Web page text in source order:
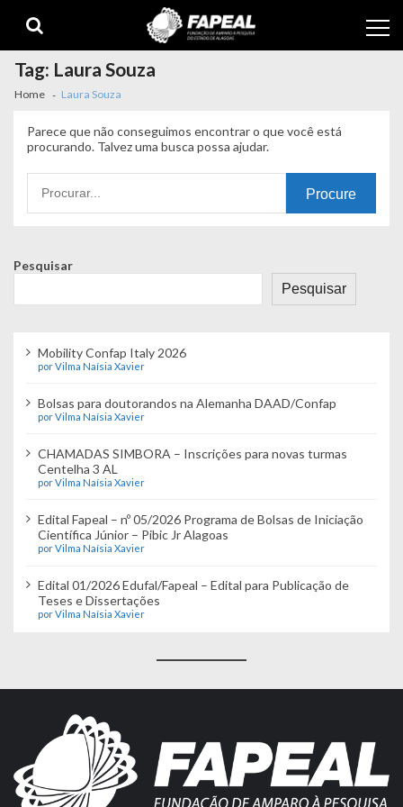
navigation
content
Tag: Laura Souza
Home Laura Souza
Parece que não conseguimos encontrar o que você está
procurando. Talvez uma busca possa ajudar.
por:
Pesquisar
Pesquisar
Mobility Confap Italy 2026
por Vilma Naísia Xavier
Bolsas para doutorandos na Alemanha DAAD/Confap
por Vilma Naísia Xavier
CHAMADAS SIMBORA – Inscrições para novas turmas
Centelha 3 AL
por Vilma Naísia Xavier
Edital Fapeal – nº 05/2026 Programa de Bolsas de Iniciação
Científica Júnior – Pibic Jr Alagoas
por Vilma Naísia Xavier
Edital 01/2026 Edufal/Fapeal – Edital para Publicação de
Teses e Dissertações
por Vilma Naísia Xavier